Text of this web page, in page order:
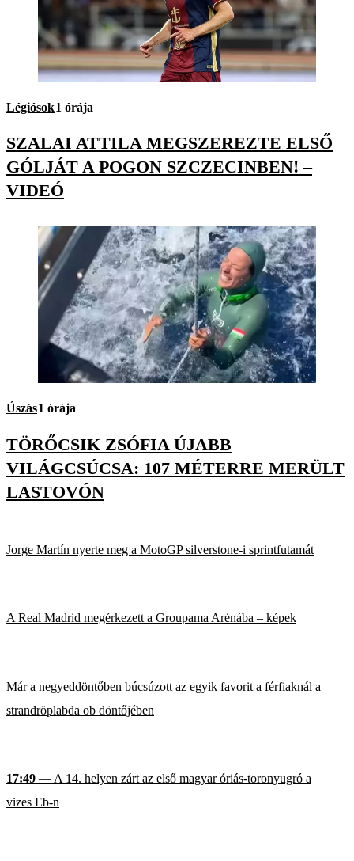
Légiósok1 órája
SZALAI ATTILA MEGSZEREZTE ELSŐ
GÓLJÁT A POGON SZCZECINBEN! –
VIDEÓ
Úszás1 órája
TÖRŐCSIK ZSÓFIA ÚJABB
VILÁGCSÚCSA: 107 MÉTERRE MERÜLT
LASTOVÓN
Jorge Martín nyerte meg a MotoGP silverstone-i sprintfutamát
A Real Madrid megérkezett a Groupama Arénába – képek
Már a negyeddöntőben búcsúzott az egyik favorit a férfiaknál a
strandröplabda ob döntőjében
17:49 — A 14. helyen zárt az első magyar óriás-toronyugró a
vizes Eb-n